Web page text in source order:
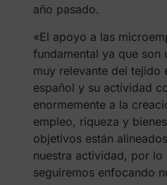
año pasado.
«El apoyo a las
fundamental ya que son
muy relevante del tejido
español y su actividad
enormemente a la
empleo, riqueza y
objetivos están
nuestra actividad, por lo
seguiremos enfocando